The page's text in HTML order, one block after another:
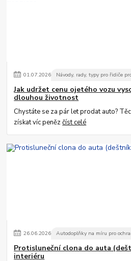
01.07.2026 Návody, rady, typy pro řidiče
Jak udržet cenu ojetého vozu
dlouhou životnost
Chystáte se za pár let prodat auto?
získat víc penězčíst celé
26.06.2026 Autodoplňky na míru pro
Protisluneční clona do auta
interiéru